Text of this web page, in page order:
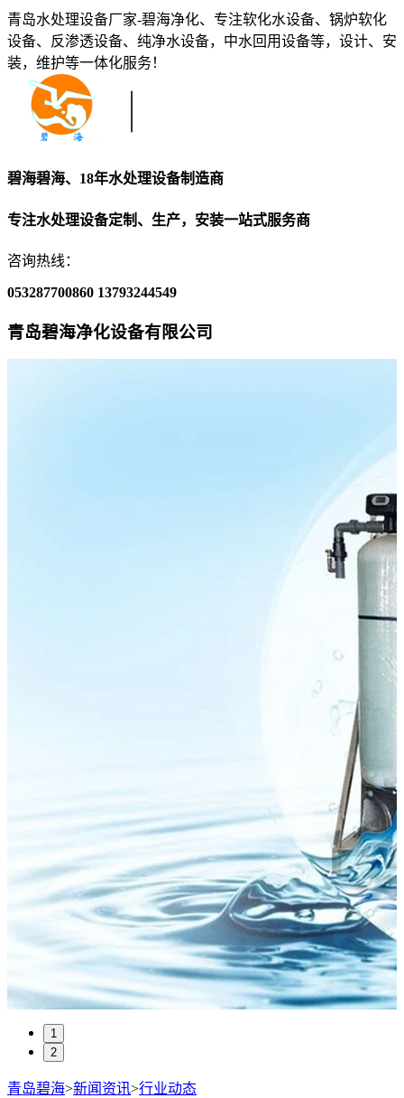
青岛水处理设备厂家-碧海净化、专注软化水设备、锅炉软化
设备、反渗透设备、纯净水设备，中水回用设备等，设计、安
装，维护等一体化服务！
碧海碧海、18年水处理设备制造商
专注水处理设备定制、生产，安装一站式服务商
咨询热线：
053287700860 13793244549
青岛碧海净化设备有限公司
1
2
青岛碧海>新闻资讯>行业动态